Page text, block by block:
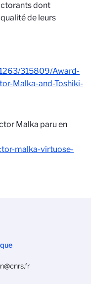
dont
de leurs
315809/Award-
Malka-and-Toshiki-
Malka paru en
malka-virtuose-